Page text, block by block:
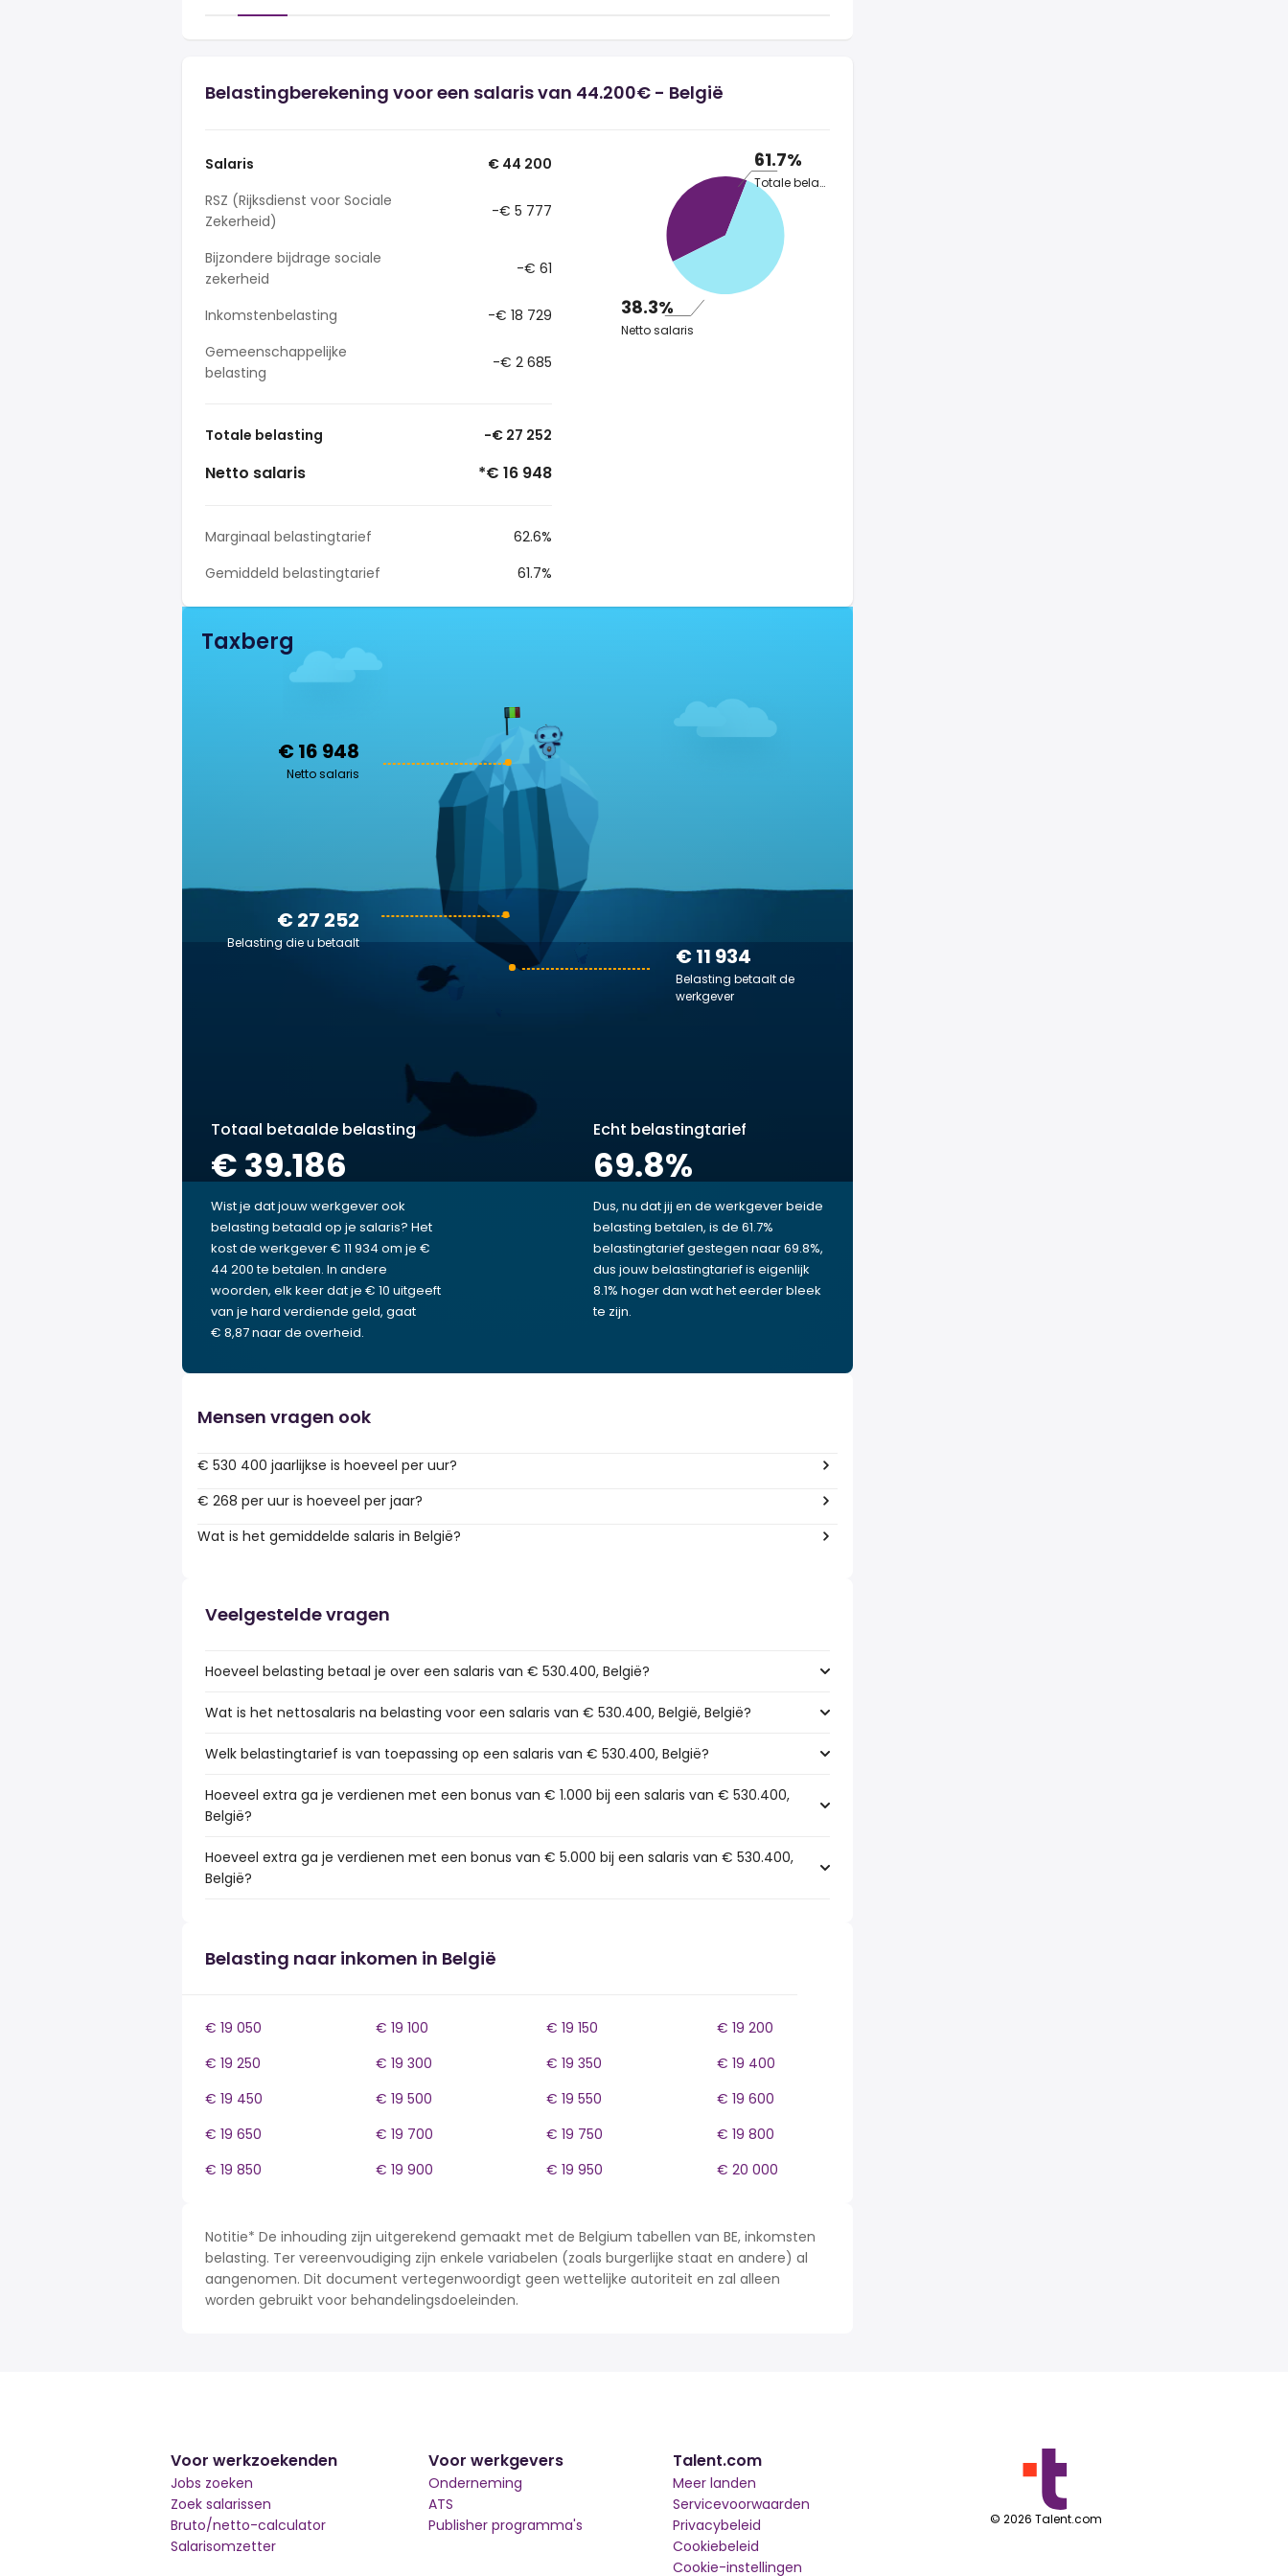
Belastingberekening voor een salaris van 44.200€ - België
Salaris
€ 44 200
RSZ (Rijksdienst voor Sociale
Zekerheid)
-€ 5 777
Bijzondere bijdrage sociale
zekerheid
-€ 61
Inkomstenbelasting
-€ 18 729
Gemeenschappelijke
belasting
-€ 2 685
Totale belasting -€ 27 252
Netto salaris *€ 16 948
Marginaal belastingtarief
62.6%
Gemiddeld belastingtarief
61.7%
61.7%
Totale belasting
38.3%
Netto salaris
Taxberg
€ 16 948
Netto salaris
€ 11 934
Belasting betaalt de
werkgever
€ 27 252
Belasting die u betaalt
Totaal betaalde belasting
€ 39.186
Wist je dat jouw werkgever ook
belasting betaald op je salaris? Het
kost de werkgever € 11 934 om je €
44 200 te betalen. In andere
woorden, elk keer dat je € 10 uitgeeft
van je hard verdiende geld, gaat
€ 8,87 naar de overheid.
Echt belastingtarief
69.8%
Dus, nu dat jij en de werkgever beide
belasting betalen, is de 61.7%
belastingtarief gestegen naar 69.8%,
dus jouw belastingtarief is eigenlijk
8.1% hoger dan wat het eerder bleek
te zijn.
Mensen vragen ook
€ 530 400 jaarlijkse is hoeveel per uur?
€ 268 per uur is hoeveel per jaar?
Wat is het gemiddelde salaris in België?
Veelgestelde vragen
Hoeveel belasting betaal je over een salaris van € 530.400, België?
Wat is het nettosalaris na belasting voor een salaris van € 530.400, België, België?
Welk belastingtarief is van toepassing op een salaris van € 530.400, België?
Hoeveel extra ga je verdienen met een bonus van € 1.000 bij een salaris van € 530.400,
België?
Hoeveel extra ga je verdienen met een bonus van € 5.000 bij een salaris van € 530.400,
België?
Belasting naar inkomen in België
€ 19 050 € 19 100 € 19 150
€ 19 200
€ 19 250
€ 19 300 € 19 350
€ 19 400
€ 19 450
€ 19 500 € 19 550
€ 19 600
€ 19 650
€ 19 700 € 19 750
€ 19 800
€ 19 850
€ 19 900 € 19 950 € 20 000
Notitie* De inhouding zijn uitgerekend gemaakt met de Belgium tabellen van BE, inkomsten
belasting. Ter vereenvoudiging zijn enkele variabelen (zoals burgerlijke staat en andere) al
aangenomen. Dit document vertegenwoordigt geen wettelijke autoriteit en zal alleen
worden gebruikt voor behandelingsdoeleinden.
Voor werkzoekenden
Jobs zoeken
Zoek salarissen
Bruto/netto-calculator
Salarisomzetter
Voor werkgevers
Onderneming
ATS
Publisher programma's
Talent.com
Meer landen
Servicevoorwaarden
Privacybeleid
Cookiebeleid
Cookie-instellingen
© 2026 Talent.com